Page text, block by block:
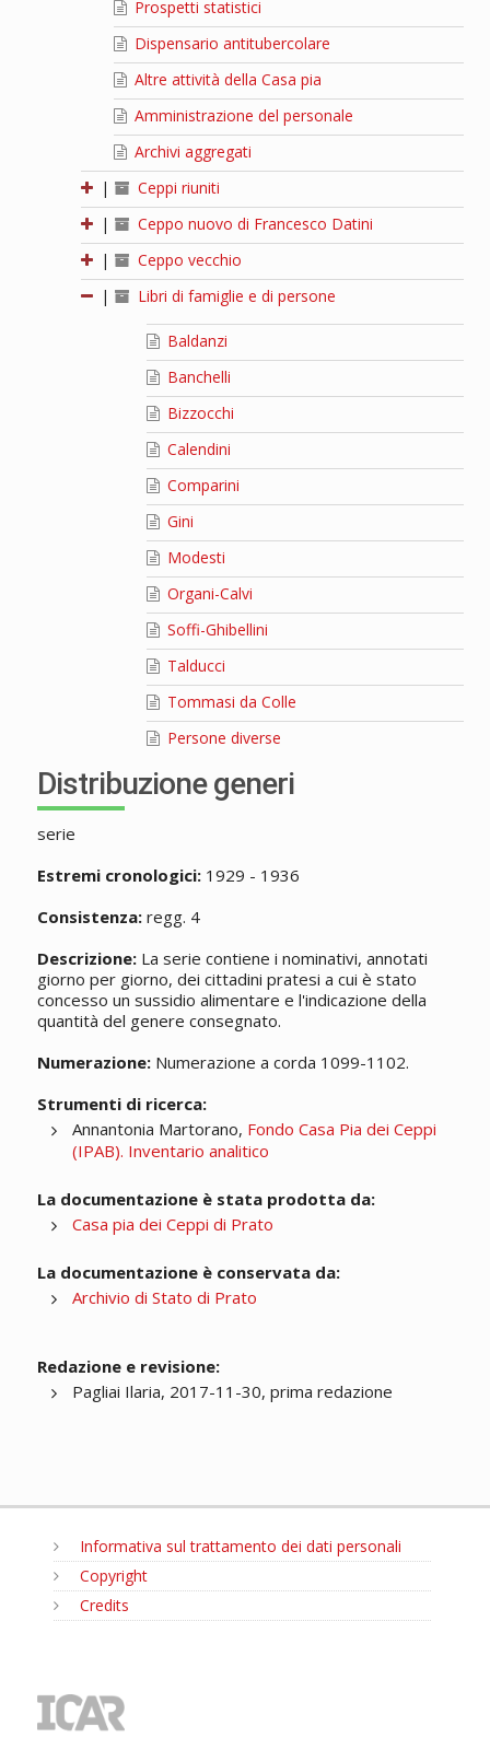
Prospetti statistici
Dispensario antitubercolare
Altre attività della Casa pia
Amministrazione del personale
Archivi aggregati
|
Ceppi riuniti
|
Ceppo nuovo di Francesco Datini
|
Ceppo vecchio
|
Libri di famiglie e di persone
Baldanzi
Banchelli
Bizzocchi
Calendini
Comparini
Gini
Modesti
Organi-Calvi
Soffi-Ghibellini
Talducci
Tommasi da Colle
Persone diverse
Distribuzione generi
serie
Estremi cronologici:1929 - 1936
Consistenza:regg. 4
Descrizione:La serie contiene i nominativi, annotati
giorno per giorno, dei cittadini pratesi a cui è stato
concesso un sussidio alimentare e l'indicazione della
quantità del genere consegnato.
Numerazione:Numerazione a corda 1099-1102.
Strumenti di ricerca:
Annantonia Martorano, Fondo Casa Pia dei Ceppi
(IPAB). Inventario analitico
La documentazione è stata prodotta da:
Casa pia dei Ceppi di Prato
La documentazione è conservata da:
Archivio di Stato di Prato
Redazione e revisione:
Pagliai Ilaria, 2017-11-30, prima redazione
Informativa sul trattamento dei dati personali
Copyright
Credits